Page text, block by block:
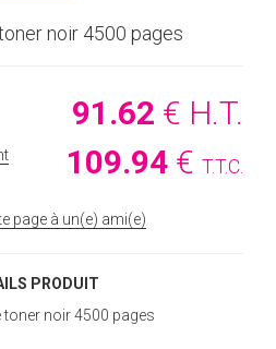
noir 4500 pages
91 .62 € H.T.
109.94 € T.T.C.
page à un(e) ami(e)
PRODUIT
toner noir 4500 pages